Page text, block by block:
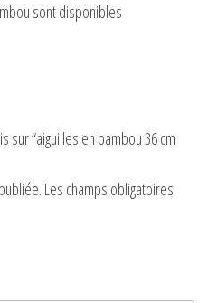
sont disponibles
sur “aiguilles en bambou 36 cm
Les champs obligatoires